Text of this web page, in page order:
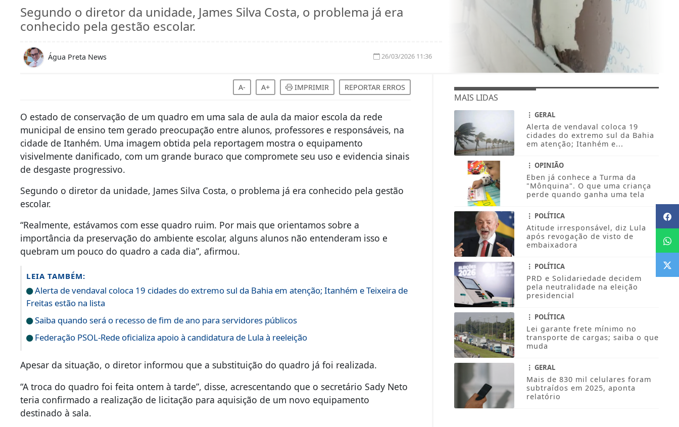
Segundo o diretor da unidade, James Silva Costa, o problema já era
conhecido pela gestão escolar.
Água Preta News 26/03/2026 11:36
A- A+ IMPRIMIR REPORTAR ERROS
O estado de conservação de um quadro em uma sala de aula da maior escola da rede
municipal de ensino tem gerado preocupação entre alunos, professores e responsáveis, na
cidade de Itanhém. Uma imagem obtida pela reportagem mostra o equipamento
visivelmente danificado, com um grande buraco que compromete seu uso e evidencia sinais
de desgaste progressivo.
Segundo o diretor da unidade, James Silva Costa, o problema já era conhecido pela gestão
escolar.
“Realmente, estávamos com esse quadro ruim. Por mais que orientamos sobre a
importância da preservação do ambiente escolar, alguns alunos não entenderam isso e
quebram um pouco do quadro a cada dia”, afirmou.
LEIA TAMBÉM:
Alerta de vendaval coloca 19 cidades do extremo sul da Bahia em atenção; Itanhém e Teixeira de
Freitas estão na lista
Saiba quando será o recesso de fim de ano para servidores públicos
Federação PSOL-Rede oficializa apoio à candidatura de Lula à reeleição
Apesar da situação, o diretor informou que a substituição do quadro já foi realizada.
“A troca do quadro foi feita ontem à tarde”, disse, acrescentando que o secretário Sady Neto
teria confirmado a realização de licitação para aquisição de um novo equipamento
destinado à sala.
MAIS LIDAS
GERAL
Alerta de vendaval coloca 19
cidades do extremo sul da Bahia
em atenção; Itanhém e...
OPINIÃO
Eben já conhece a Turma da
"Mônquina". O que uma criança
perde quando ganha uma tela
POLÍTICA
Atitude irresponsável, diz Lula
após revogação de visto de
embaixadora
POLÍTICA
PRD e Solidariedade decidem
pela neutralidade na eleição
presidencial
POLÍTICA
Lei garante frete mínimo no
transporte de cargas; saiba o que
muda
GERAL
Mais de 830 mil celulares foram
subtraídos em 2025, aponta
relatório